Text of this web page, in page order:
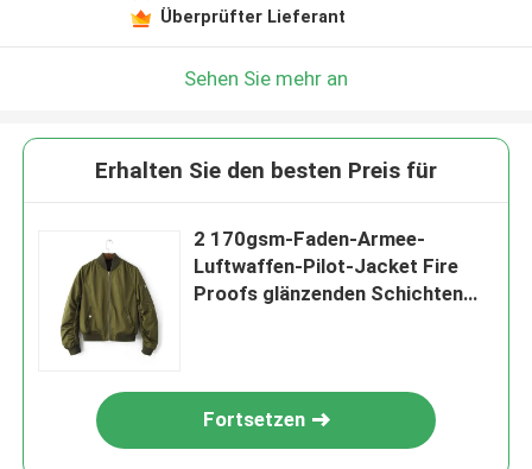
Überprüfter Lieferant
Sehen Sie mehr an
Erhalten Sie den besten Preis für
2 170gsm-Faden-Armee-
Luftwaffen-Pilot-Jacket Fire
Proofs glänzenden Schichten
Fortsetzen